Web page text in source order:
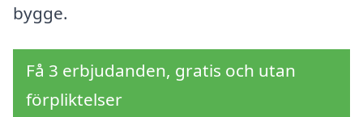
bygge.
Få 3 erbjudanden, gratis och utan
förpliktelser